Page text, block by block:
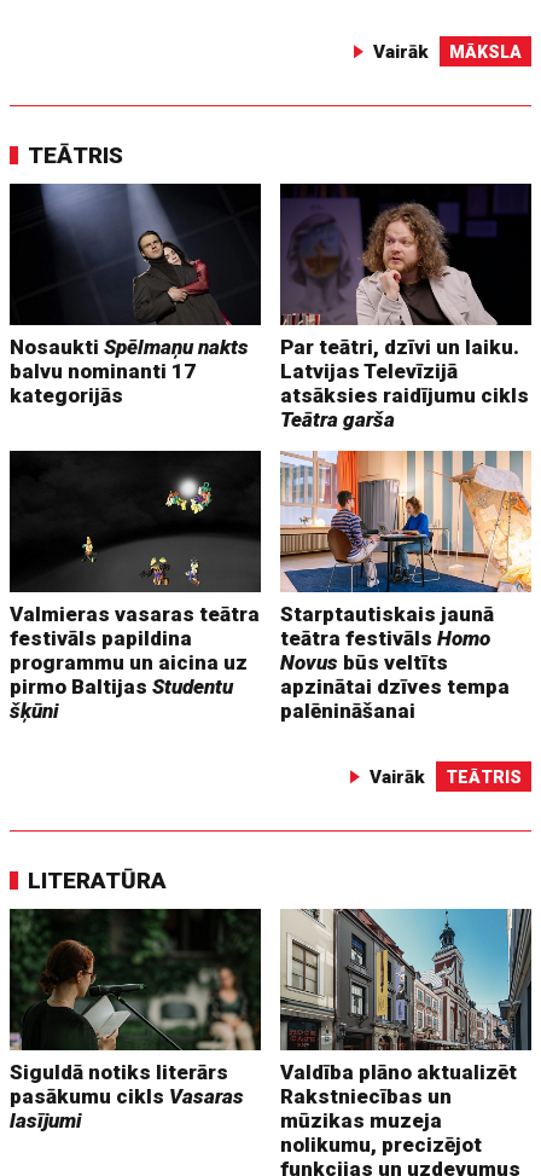
Vairāk MĀKSLA
TEĀTRIS
NosauktiSpēlmaņu nakts
balvu nominanti 17
kategorijās
Par teātri, dzīvi un laiku.
Latvijas Televīzijā
atsāksies raidījumu cikls
Teātra garša
Valmieras vasaras teātra
festivāls papildina
programmu un aicina uz
pirmo BaltijasStudentu
šķūni
Starptautiskais jaunā
teātra festivālsHomo
Novus būs veltīts
apzinātai dzīves tempa
palēnināšanai
Vairāk TEĀTRIS
LITERATŪRA
Siguldā notiks literārs
pasākumu cikls Vasaras
lasījumi
Valdība plāno aktualizēt
Rakstniecības un
mūzikas muzeja
nolikumu, precizējot
funkcijas un uzdevumus